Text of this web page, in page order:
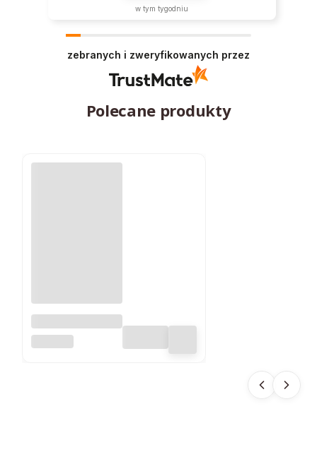
w tym tygodniu
zebranych i zweryfikowanych przez
Polecane produkty
Lampa
ogrodowa LED